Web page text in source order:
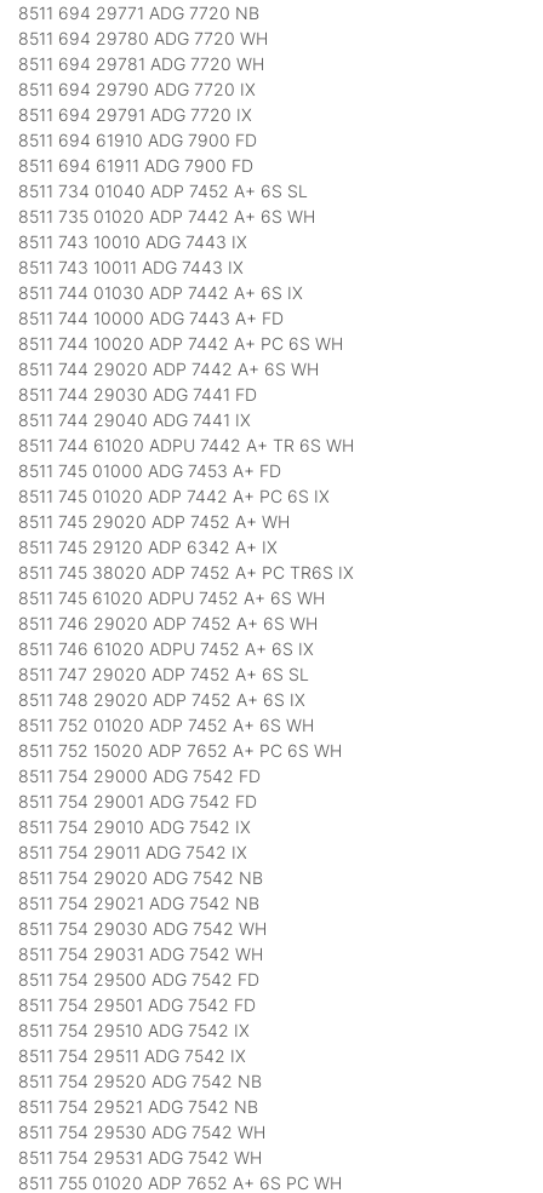
8511 694 29771 ADG 7720 NB
8511 694 29780 ADG 7720 WH
8511 694 29781 ADG 7720 WH
8511 694 29790 ADG 7720 IX
8511 694 29791 ADG 7720 IX
8511 694 61910 ADG 7900 FD
8511 694 61911 ADG 7900 FD
8511 734 01040 ADP 7452 A+ 6S SL
8511 735 01020 ADP 7442 A+ 6S WH
8511 743 10010 ADG 7443 IX
8511 743 10011 ADG 7443 IX
8511 744 01030 ADP 7442 A+ 6S IX
8511 744 10000 ADG 7443 A+ FD
8511 744 10020 ADP 7442 A+ PC 6S WH
8511 744 29020 ADP 7442 A+ 6S WH
8511 744 29030 ADG 7441 FD
8511 744 29040 ADG 7441 IX
8511 744 61020 ADPU 7442 A+ TR 6S WH
8511 745 01000 ADG 7453 A+ FD
8511 745 01020 ADP 7442 A+ PC 6S IX
8511 745 29020 ADP 7452 A+ WH
8511 745 29120 ADP 6342 A+ IX
8511 745 38020 ADP 7452 A+ PC TR6S IX
8511 745 61020 ADPU 7452 A+ 6S WH
8511 746 29020 ADP 7452 A+ 6S WH
8511 746 61020 ADPU 7452 A+ 6S IX
8511 747 29020 ADP 7452 A+ 6S SL
8511 748 29020 ADP 7452 A+ 6S IX
8511 752 01020 ADP 7452 A+ 6S WH
8511 752 15020 ADP 7652 A+ PC 6S WH
8511 754 29000 ADG 7542 FD
8511 754 29001 ADG 7542 FD
8511 754 29010 ADG 7542 IX
8511 754 29011 ADG 7542 IX
8511 754 29020 ADG 7542 NB
8511 754 29021 ADG 7542 NB
8511 754 29030 ADG 7542 WH
8511 754 29031 ADG 7542 WH
8511 754 29500 ADG 7542 FD
8511 754 29501 ADG 7542 FD
8511 754 29510 ADG 7542 IX
8511 754 29511 ADG 7542 IX
8511 754 29520 ADG 7542 NB
8511 754 29521 ADG 7542 NB
8511 754 29530 ADG 7542 WH
8511 754 29531 ADG 7542 WH
8511 755 01020 ADP 7652 A+ 6S PC WH